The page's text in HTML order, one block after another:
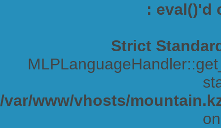
: eval()'d
Strict
/var/www/vhosts/